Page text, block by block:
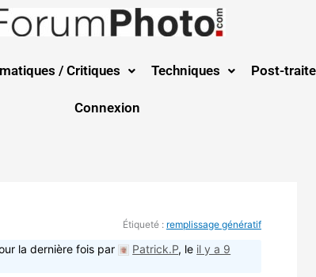
/ Critiques Techniques Post-
Connexion
Étiqueté : remplissage génératif
la dernière fois par Patrick.P, le il y a 9